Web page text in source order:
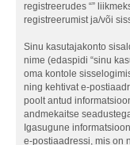
registreerudes “”
registreerumist ja/või
Sinu kasutajakonto
nime (edaspidi “sinu
oma kontole
ning kehtivat e-
poolt antud
andmekaitse
Igasugune
e-postiaadressi, mis on